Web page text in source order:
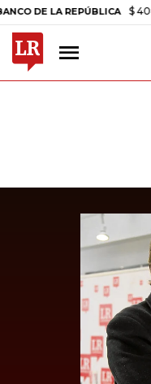
LA REPÚBLICA $ 408.498,97